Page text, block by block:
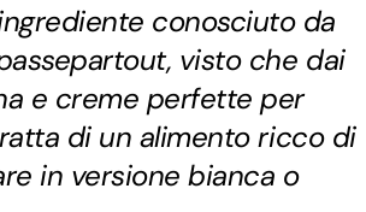
conosciuto da
visto che dai
e creme perfette per
di un alimento ricco di
in versione bianca o